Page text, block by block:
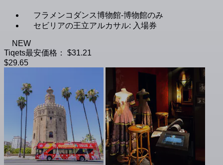
フラメンコダンス博物館-博物館のみ
セビリアの王立アルカサル: 入場券
NEW
Tiqets最安価格：
$31.21
$29.65